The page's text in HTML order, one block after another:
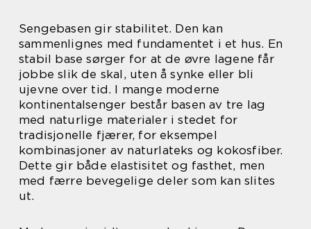
Sengebasen gir stabilitet. Den kan
sammenlignes med fundamentet i et hus. En
stabil base sørger for at de øvre lagene får
jobbe slik de skal, uten å synke eller bli
ujevne over tid. I mange moderne
kontinentalsenger består basen av tre lag
med naturlige materialer i stedet for
tradisjonelle fjærer, for eksempel
kombinasjoner av naturlateks og kokosfiber.
Dette gir både elastisitet og fasthet, men
med færre bevegelige deler som kan slites
ut.